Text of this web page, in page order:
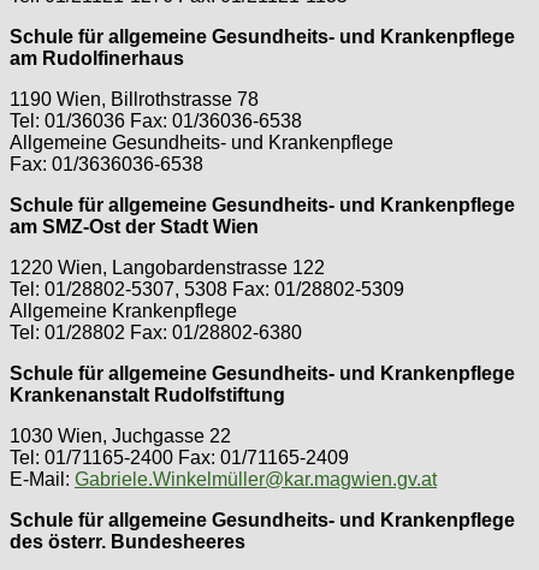
Schule für allgemeine Gesundheits- und Krankenpflege
am Rudolfinerhaus
1190 Wien, Billrothstrasse 78
Tel: 01/36036 Fax: 01/36036-6538
Allgemeine Gesundheits- und Krankenpflege
Fax: 01/3636036-6538
Schule für allgemeine Gesundheits- und Krankenpflege
am SMZ-Ost der Stadt Wien
1220 Wien, Langobardenstrasse 122
Tel: 01/28802-5307, 5308 Fax: 01/28802-5309
Allgemeine Krankenpflege
Tel: 01/28802 Fax: 01/28802-6380
Schule für allgemeine Gesundheits- und Krankenpflege
Krankenanstalt Rudolfstiftung
1030 Wien, Juchgasse 22
Tel: 01/71165-2400 Fax: 01/71165-2409
E-Mail: Gabriele.Winkelmüller@kar.magwien.gv.at
Schule für allgemeine Gesundheits- und Krankenpflege
des österr. Bundesheeres